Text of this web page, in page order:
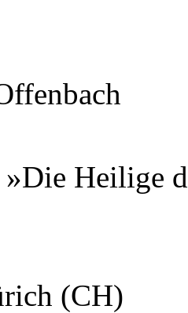
Heilige
(CH)